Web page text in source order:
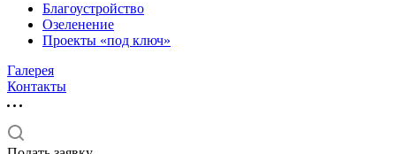
Благоустройство
Озеленение
Проекты «под ключ»
Галерея
Контакты